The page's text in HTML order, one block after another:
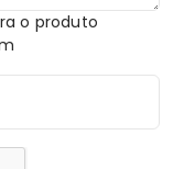
o produto